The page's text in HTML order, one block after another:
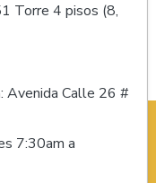
Torre 4 pisos (8,
Avenida Calle 26 #
7:30am a